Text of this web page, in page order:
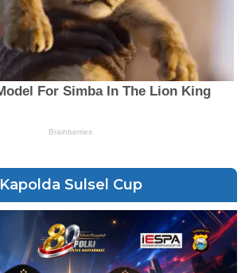
Kapolda Sulsel Cup